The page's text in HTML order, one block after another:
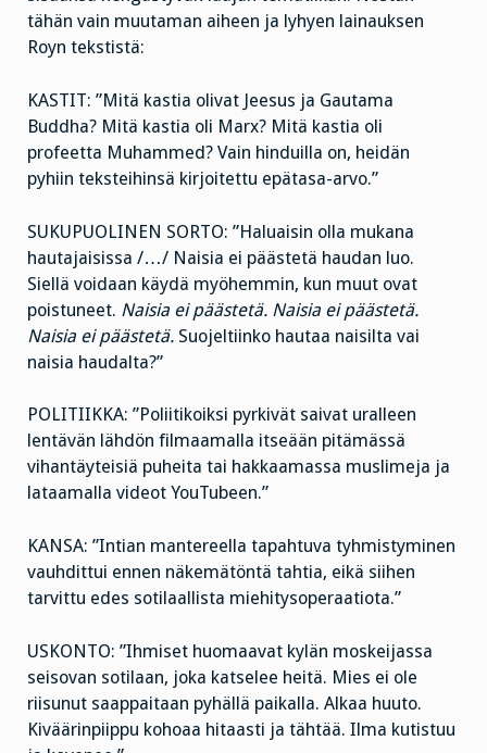
tähän vain muutaman aiheen ja lyhyen lainauksen
Royn tekstistä:
KASTIT: ”Mitä kastia olivat Jeesus ja Gautama
Buddha? Mitä kastia oli Marx? Mitä kastia oli
profeetta Muhammed? Vain hinduilla on, heidän
pyhiin teksteihinsä kirjoitettu epätasa-arvo.”
SUKUPUOLINEN SORTO: ”Haluaisin olla mukana
hautajaisissa /…/ Naisia ei päästetä haudan luo.
Siellä voidaan käydä myöhemmin, kun muut ovat
poistuneet. Naisia ei päästetä. Naisia ei päästetä.
Naisia ei päästetä. Suojeltiinko hautaa naisilta vai
naisia haudalta?”
POLITIIKKA: ”Poliitikoiksi pyrkivät saivat uralleen
lentävän lähdön filmaamalla itseään pitämässä
vihantäyteisiä puheita tai hakkaamassa muslimeja ja
lataamalla videot YouTubeen.”
KANSA: ”Intian mantereella tapahtuva tyhmistyminen
vauhdittui ennen näkemätöntä tahtia, eikä siihen
tarvittu edes sotilaallista miehitysoperaatiota.”
USKONTO: ”Ihmiset huomaavat kylän moskeijassa
seisovan sotilaan, joka katselee heitä. Mies ei ole
riisunut saappaitaan pyhällä paikalla. Alkaa huuto.
Kiväärinpiippu kohoaa hitaasti ja tähtää. Ilma kutistuu